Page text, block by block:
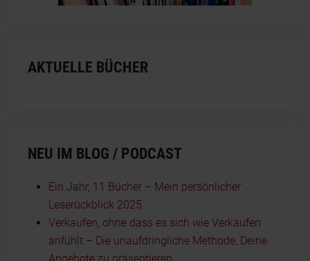
AKTUELLE BÜCHER
NEU IM BLOG / PODCAST
Ein Jahr, 11 Bücher – Mein persönlicher
Leserückblick 2025
Verkaufen, ohne dass es sich wie Verkaufen
anfühlt – Die unaufdringliche Methode, Deine
Angebote zu präsentieren